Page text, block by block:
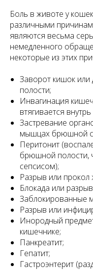
Боль в животе у
различными
являются весьма
немедленного
некоторые из этих
Заворот кишок
полости;
Инвагинация
втягивается
Застревание
мышцах брюшной
Перитонит
брюшной полости,
сепсисом);
Разрыв или прокол
Блокада или
Заблокированные
Разрыв или
Инородный
кишечнике;
Панкреатит;
Гепатит;
Гастроэнтерит